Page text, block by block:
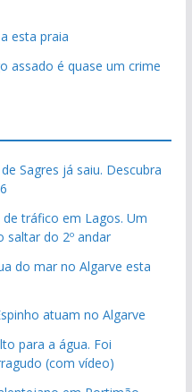
esta praia
assado é quase um crime
Sagres já saiu. Descubra
tráfico em Lagos. Um
saltar do 2º andar
do mar no Algarve esta
atuam no Algarve
para a água. Foi
(com vídeo)